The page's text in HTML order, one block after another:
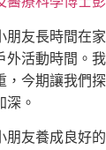
朋友長時間在
外活動時間。
，今期讓我們
深。
朋友養成良好